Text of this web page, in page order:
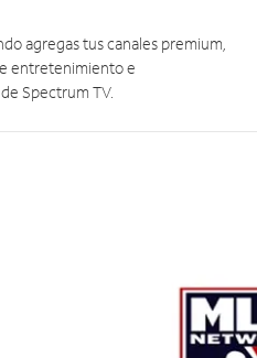
agregas tus canales premium,
entretenimiento e
Spectrum TV.